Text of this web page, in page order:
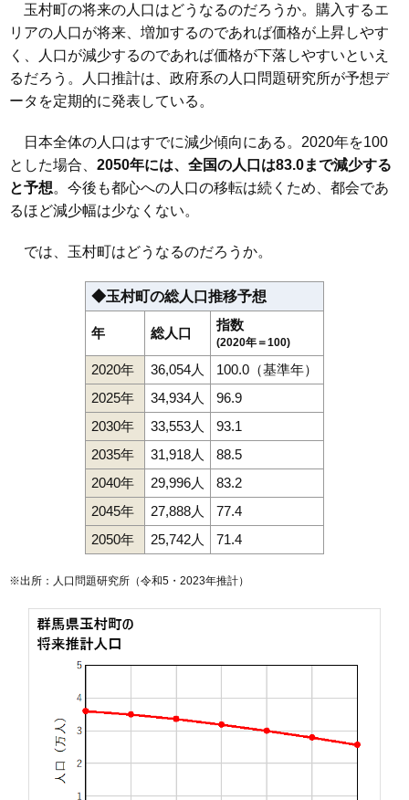
玉村町の将来の人口はどうなるのだろうか。購入するエ
リアの人口が将来、増加するのであれば価格が上昇しやす
く、人口が減少するのであれば価格が下落しやすいといえ
るだろう。人口推計は、政府系の人口問題研究所が予想デ
ータを定期的に発表している。
日本全体の人口はすでに減少傾向にある。2020年を100
とした場合、 2050年には、全国の人口は83.0まで減少する
と予想。今後も都心への人口の移転は続くため、都会であ
るほど減少幅は少なくない。
では、玉村町はどうなるのだろうか。
◆玉村町の総人口推移予想
年 総人口
指数
(2020年＝100)
2020年 36,054人
100.0（基準年）
2025年
34,934人
96.9
2030年
33,553人
93.1
2035年
31,918人
88.5
2040年
29,996人
83.2
2045年
27,888人
77.4
2050年
25,742人 71.4
※出所：人口問題研究所（令和5・2023年推計）